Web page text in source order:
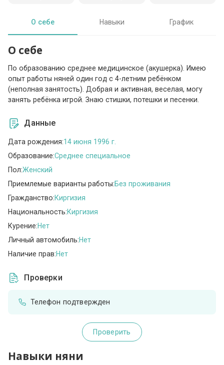
О себе Навыки График
О себе
По образованию среднее медицинское (акушерка). Имею
опыт работы няней один год с 4-летним ребёнком
(неполная занятость). Добрая и активная, веселая, могу
занять ребёнка игрой. Знаю стишки, потешки и песенки.
Данные
Дата рождения:14 июня 1996 г.
Образование:Среднее специальное
Пол:Женский
Приемлемые варианты работы:Без проживания
Гражданство:Киргизия
Национальность:Киргизия
Курение:Нет
Личный автомобиль:Нет
Наличие прав:Нет
Проверки
Телефон подтвержден
Проверить
Навыки няни